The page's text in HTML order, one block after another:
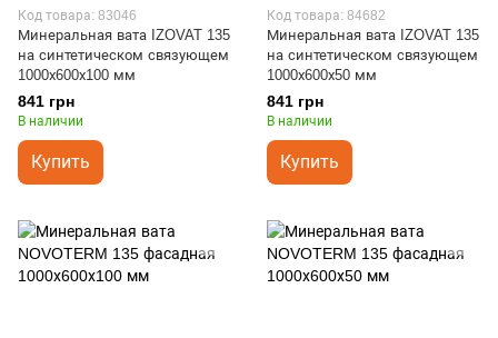
Код товара: 83046
Минеральная вата IZOVAT 135
на синтетическом связующем
1000х600х100 мм
841 грн
В наличии
Купить
Код товара: 84682
Минеральная вата IZOVAT 135
на синтетическом связующем
1000х600х50 мм
841 грн
В наличии
Купить